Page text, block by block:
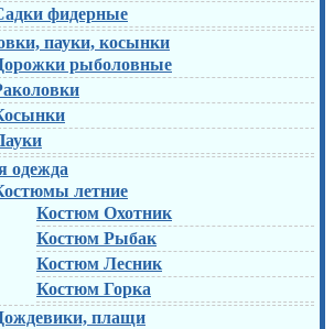
фидерные
пауки, косынки
рыболовные
одежда
летние
Костюм Охотник
Костюм Рыбак
Костюм Лесник
Костюм Горка
плащи